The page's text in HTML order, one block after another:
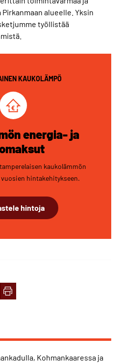
alueelle. Yksin
työllistää
KAUKOLÄMPÖ
energia- ja
kaukolämmön
hintakehitykseen.
hintoja
Kohmankaaressa ja